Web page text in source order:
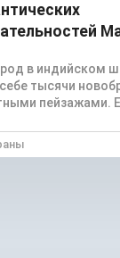
в индийском
тысячи
пейзажами.
со своей
в этот